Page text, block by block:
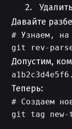
Давайте
# Узнаем, на
Допустим,
Теперь:
# Создаем
git tag new-